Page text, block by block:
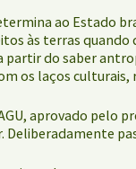
ao Estado
às terras
partir do saber
os laços
aprovado
Deliberadamente